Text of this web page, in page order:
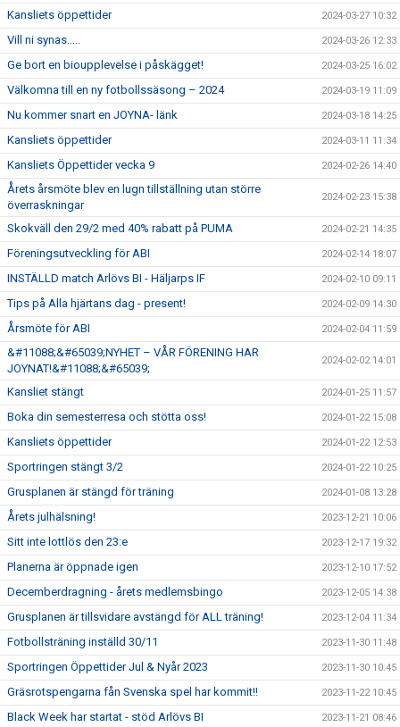
Kansliets öppettider 2024-03-27 10:32
Vill ni synas….. 2024-03-26 12:33
Ge bort en bioupplevelse i påskägget! 2024-03-25 16:02
Välkomna till en ny fotbollssäsong – 2024 2024-03-19 11:09
Nu kommer snart en JOYNA- länk 2024-03-18 14:25
Kansliets öppettider 2024-03-11 11:34
Kansliets Öppettider vecka 9 2024-02-26 14:40
Årets årsmöte blev en lugn tillställning utan större
överraskningar
2024-02-23 15:38
Skokväll den 29/2 med 40% rabatt på PUMA 2024-02-21 14:35
Föreningsutveckling för ABI 2024-02-14 18:07
INSTÄLLD match Arlövs BI - Häljarps IF 2024-02-10 09:11
Tips på Alla hjärtans dag - present! 2024-02-09 14:30
Årsmöte för ABI 2024-02-04 11:59
&#11088;&#65039;NYHET – VÅR FÖRENING HAR
JOYNAT!&#11088;&#65039;
2024-02-02 14:01
Kansliet stängt 2024-01-25 11:57
Boka din semesterresa och stötta oss! 2024-01-22 15:08
Kansliets öppettider 2024-01-22 12:53
Sportringen stängt 3/2 2024-01-22 10:25
Grusplanen är stängd för träning 2024-01-08 13:28
Årets julhälsning! 2023-12-21 10:06
Sitt inte lottlös den 23:e 2023-12-17 19:32
Planerna är öppnade igen 2023-12-10 17:52
Decemberdragning - årets medlemsbingo 2023-12-05 14:38
Grusplanen är tillsvidare avstängd för ALL träning! 2023-12-04 11:34
Fotbollsträning inställd 30/11 2023-11-30 11:48
Sportringen Öppettider Jul & Nyår 2023 2023-11-30 10:45
Gräsrotspengarna fån Svenska spel har kommit!! 2023-11-22 10:45
Black Week har startat - stöd Arlövs BI 2023-11-21 08:46